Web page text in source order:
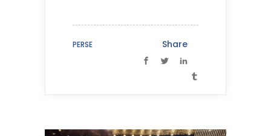
PERSE Share